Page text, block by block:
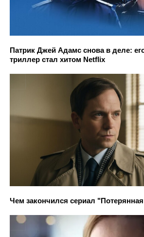
Патрик Джей Адамс снова в деле:
триллер стал хитом Netflix
Чем закончился сериал